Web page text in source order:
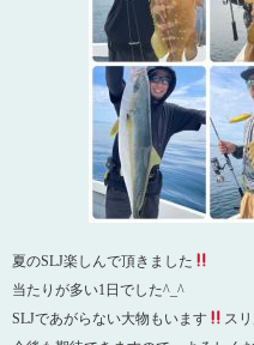
夏のSLJ楽しんで頂きました
当たりが多い1日でした^_^
SLJであがらない大物もいます
ス